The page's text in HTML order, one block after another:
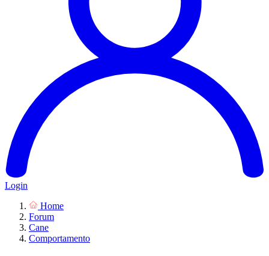
Login
Home
Forum
Cane
Comportamento